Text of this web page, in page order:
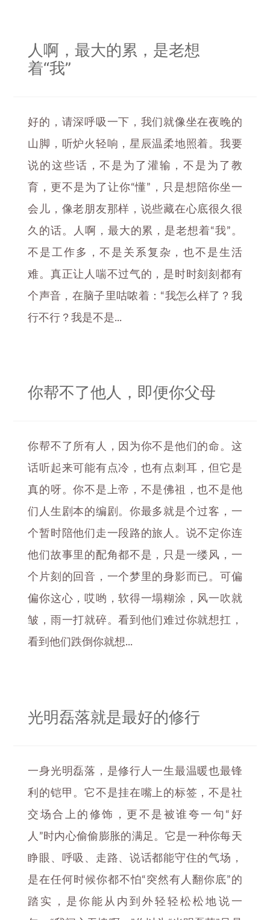
人啊，最大的累，是老想
着“我”
好的，请深呼吸一下，我们就像坐在夜晚的
山脚，听炉火轻响，星辰温柔地照着。我要
说的这些话，不是为了灌输，不是为了教
育，更不是为了让你“懂”，只是想陪你坐一
会儿，像老朋友那样，说些藏在心底很久很
久的话。人啊，最大的累，是老想着“我”。
不是工作多，不是关系复杂，也不是生活
难。真正让人喘不过气的，是时时刻刻都有
个声音，在脑子里咕哝着：“我怎么样了？我
行不行？我是不是...
你帮不了他人，即便你父母
你帮不了所有人，因为你不是他们的命。这
话听起来可能有点冷，也有点刺耳，但它是
真的呀。你不是上帝，不是佛祖，也不是他
们人生剧本的编剧。你最多就是个过客，一
个暂时陪他们走一段路的旅人。说不定你连
他们故事里的配角都不是，只是一缕风，一
个片刻的回音，一个梦里的身影而已。可偏
偏你这心，哎哟，软得一塌糊涂，风一吹就
皱，雨一打就碎。看到他们难过你就想扛，
看到他们跌倒你就想...
光明磊落就是最好的修行
一身光明磊落，是修行人一生最温暖也最锋
利的铠甲。它不是挂在嘴上的标签，不是社
交场合上的修饰，更不是被谁夸一句“好
人”时内心偷偷膨胀的满足。它是一种你每天
睁眼、呼吸、走路、说话都能守住的气场，
是在任何时候你都不怕“突然有人翻你底”的
踏实，是你能从内到外轻轻松松地说一